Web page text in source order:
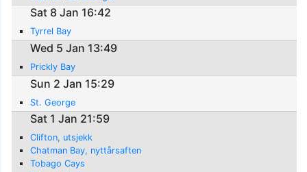
Sat 8 Jan 16:42
Tyrrel Bay
Wed 5 Jan 13:49
Prickly Bay
Sun 2 Jan 15:29
St. George
Sat 1 Jan 21:59
Clifton, utsjekk
Chatman Bay, nyttårsaften
Tobago Cays